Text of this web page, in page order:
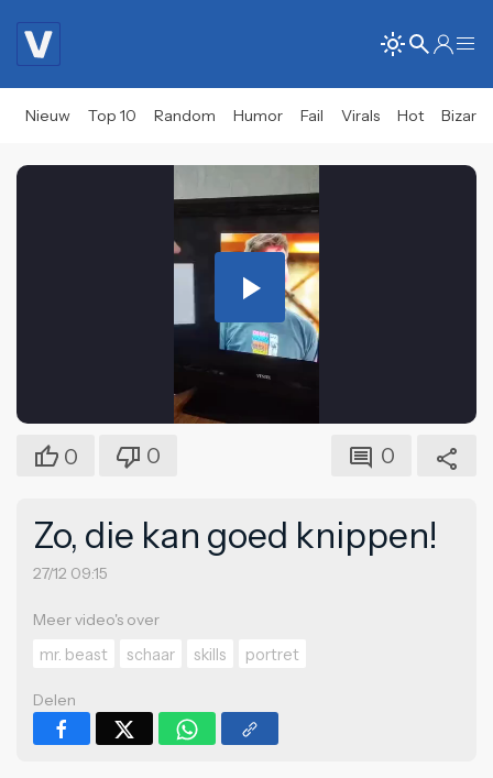
Nieuw Top 10 Random Humor Fail Virals Hot Bizar
Play
Video
0 0 0
Zo, die kan goed knippen!
27/12 09:15
Meer video's over
mr. beast
schaar skills portret
Delen